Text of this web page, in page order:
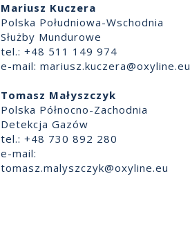
Mariusz Kuczera
Polska Południowa-Wschodnia
Służby Mundurowe
tel.: +48 511 149 974
e-mail: mariusz.kuczera@oxyline.eu
Tomasz Małyszczyk
Polska Północno-Zachodnia
Detekcja Gazów
tel.: +48 730 892 280
e-mail:
tomasz.malyszczyk@oxyline.eu